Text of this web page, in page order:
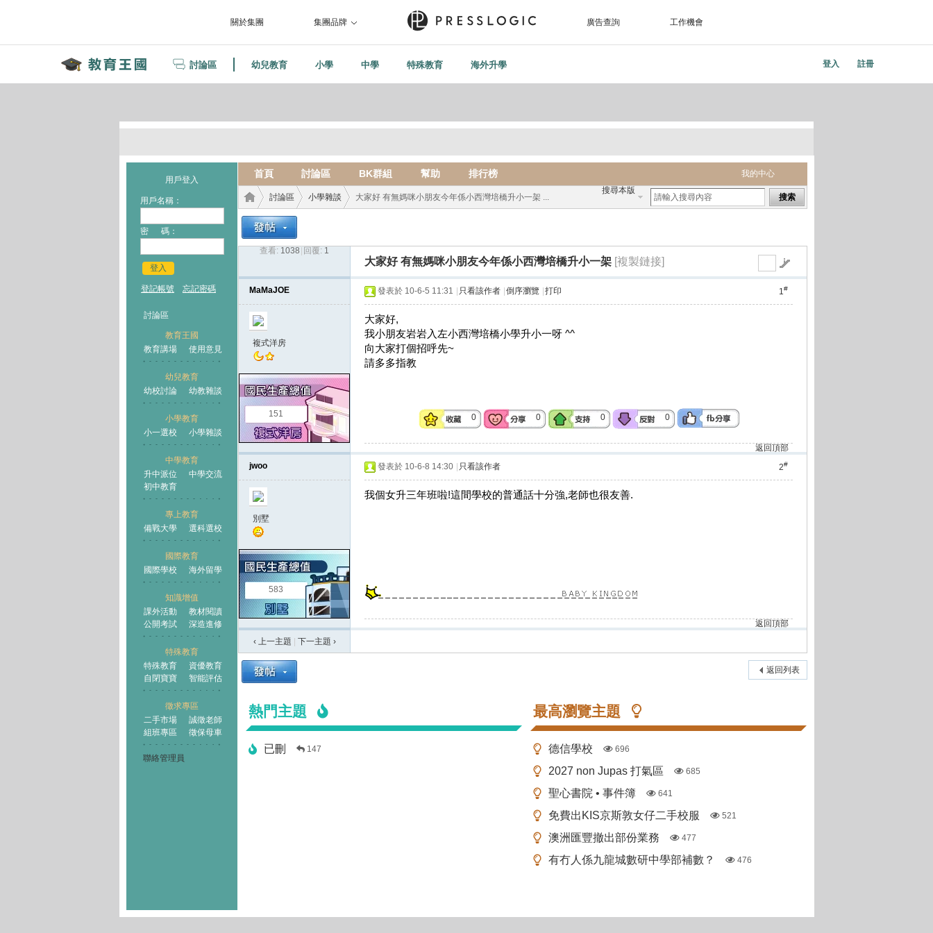
關於集團 集團品牌 廣告查詢 工作機會
討論區 幼兒教育 小學 中學 特殊教育 海外升學 登入 註冊
用戶登入
用戶名稱：
密 碼：
登入
登記帳號 忘記密碼
討論區
教育王國
教育講場
使用意見
幼兒教育
幼校討論
幼教雜談
小學教育
小一選校
小學雜談
中學教育
升中派位
中學交流
初中教育
專上教育
備戰大學
選科選校
國際教育
國際學校
海外留學
知識增值
課外活動
教材閱讀
公開考試
深造進修
特殊教育
特殊教育
資優教育
自閉寶寶
智能評估
徵求專區
二手市場
誠徵老師
組班專區
徵保母車
聯絡管理員
我的中心
首頁 討論區 BK群組 幫助 排行榜
搜尋本版
搜索
王國
討論區
›
小學雜談 大家好 有無媽咪小朋友今年係小西灣培橋升小一架 ...
查看: 1038 回覆: 1
大家好 有無媽咪小朋友今年係小西灣培橋升小一架 [複製鏈接]
MaMaJOE
複式洋房
151
1#
發表於 10-6-5 11:31 只看該作者 倒序瀏覽 打印
大家好,
我小朋友岩岩入左小西灣培橋小學升小一呀 ^^
向大家打個招呼先~
請多多指教
0 0 0 0
返回頂部
jwoo
別墅
583
2#
發表於 10-6-8 14:30 只看該作者
我個女升三年班啦!這間學校的普通話十分強,老師也很友善.
返回頂部
‹ 上一主題
下一主題 ›
返回列表
熱門主題
已刪 147
最高瀏覽主題
德信學校 696
2027 non Jupas 打氣區 685
聖心書院 • 事件簿 641
免費出KIS京斯敦女仔二手校服 521
澳洲匯豐撤出部份業務 477
有冇人係九龍城數研中學部補數？ 476